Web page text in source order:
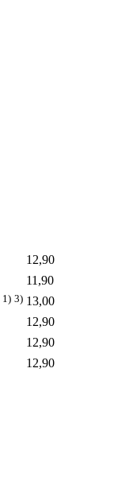
12,90
11,90
1) 3) 13,00
12,90
12,90
12,90